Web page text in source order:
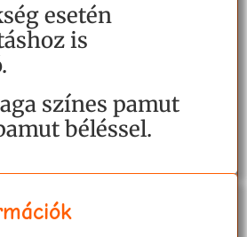
esetén
is
színes pamut
béléssel.